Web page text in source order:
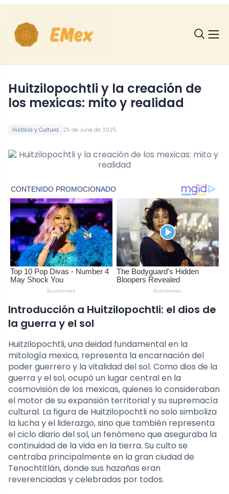
História y Cultura 25 de June de 2025
Huitzilopochtli y la creación de
los mexicas: mito y realidad
Introducción a Huitzilopochtli: el dios de
la guerra y el sol
Huitzilopochtli, una deidad fundamental en la
mitología mexica, representa la encarnación del
poder guerrero y la vitalidad del sol. Como dios de la
guerra y el sol, ocupó un lugar central en la
cosmovisión de los mexicas, quienes lo consideraban
el motor de su expansión territorial y su supremacía
cultural. La figura de Huitzilopochtli no solo simboliza
la lucha y el liderazgo, sino que también representa
el ciclo diario del sol, un fenómeno que aseguraba la
continuidad de la vida en la tierra. Su culto se
centraba principalmente en la gran ciudad de
Tenochtitlán, donde sus hazañas eran
reverenciadas y celebradas por todos.